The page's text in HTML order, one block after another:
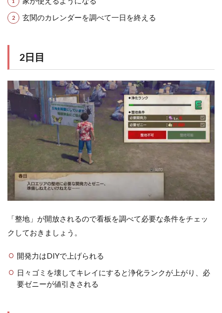
玄関のカレンダーを調べて一日を終える
2日目
「整地」が開放されるので看板を調べて必要な条件をチェッ
クしておきましょう。
開発力はDIYで上げられる
日々ゴミを壊してキレイにすると浄化ランクが上がり、必
要ゼニーが値引きされる